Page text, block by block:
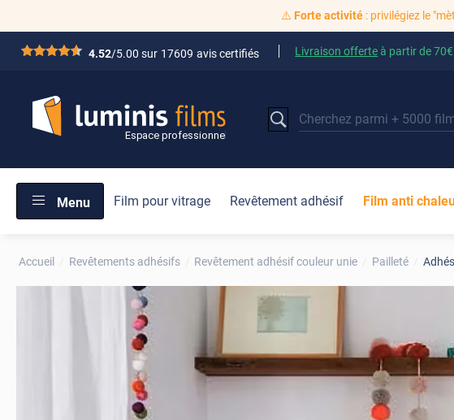
⚠️ Forte activité: privilégiez le
*****4.52/5.00 sur 17609 avis certifiés Livraison offerteà partir de70€
Menu Film pour vitrage Revêtement adhésif Film anti
Accueil Revêtements adhésifs Revêtement adhésif couleur unie Pailleté